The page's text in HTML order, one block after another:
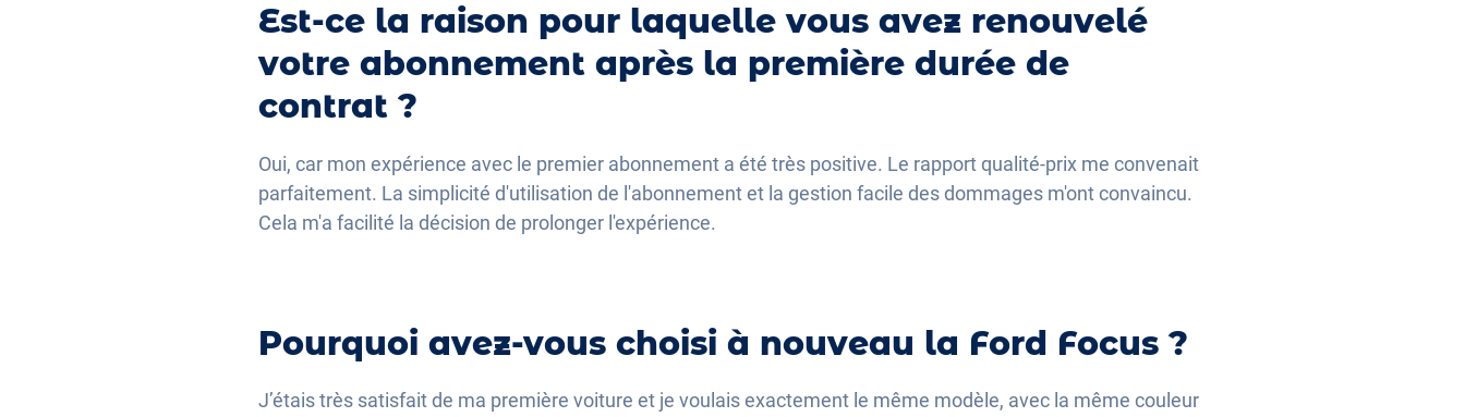
Est-ce la raison pour laquelle vous avez renouvelé
votre abonnement après la première durée de
contrat ?
Oui, car mon expérience avec le premier abonnement a été très positive. Le rapport qualité-prix me convenait
parfaitement. La simplicité d'utilisation de l'abonnement et la gestion facile des dommages m'ont convaincu.
Cela m'a facilité la décision de prolonger l'expérience.
Pourquoi avez-vous choisi à nouveau la Ford Focus ?
J’étais très satisfait de ma première voiture et je voulais exactement le même modèle, avec la même couleur